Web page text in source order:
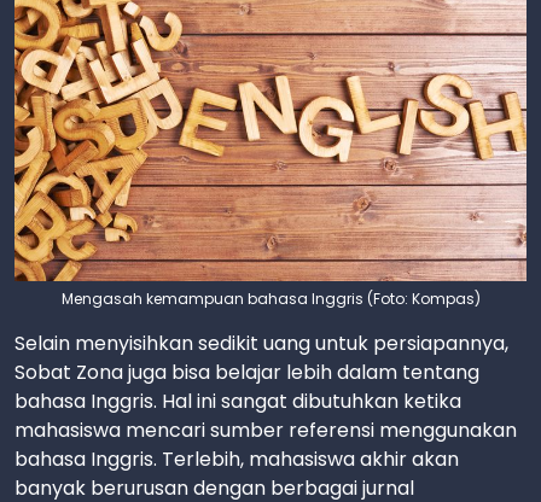
Mengasah kemampuan bahasa Inggris (Foto: Kompas)
Selain menyisihkan sedikit uang untuk persiapannya,
Sobat Zona juga bisa belajar lebih dalam tentang
bahasa Inggris. Hal ini sangat dibutuhkan ketika
mahasiswa mencari sumber referensi menggunakan
bahasa Inggris. Terlebih, mahasiswa akhir akan
banyak berurusan dengan berbagai jurnal